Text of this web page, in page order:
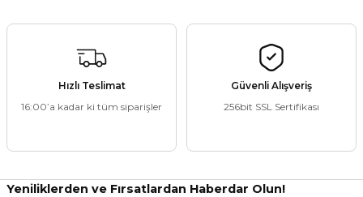
BESİNLERİ
Hızlı Teslimat
16:00’a kadar ki tüm siparişler
Güvenli Alışveriş
256bit SSL Sertifikası
Yeniliklerden ve Fırsatlardan Haberdar Olun!